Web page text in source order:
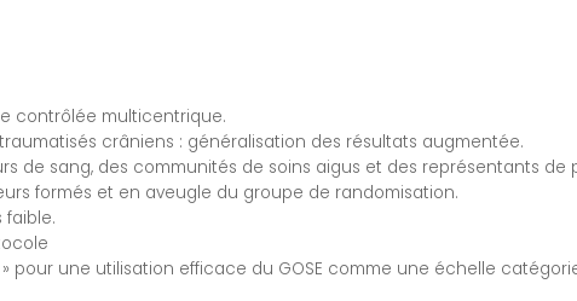
contrôlée multicentrique.
crâniens : généralisation des résultats augmentée.
de sang, des communités de soins aigus et des représentants
formés et en aveugle du groupe de randomisation.
faible.
pour une utilisation efficace du GOSE comme une échelle